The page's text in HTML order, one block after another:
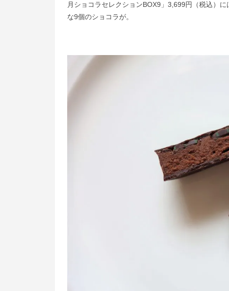
月ショコラセレクションBOX9」3,699円（税込）
な9個のショコラが。